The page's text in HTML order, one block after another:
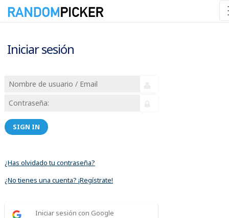
Iniciar sesión
SIGN IN
¿Has olvidado tu contraseña?
¿No tienes una cuenta? ¡Regístrate!
Iniciar sesión con Google